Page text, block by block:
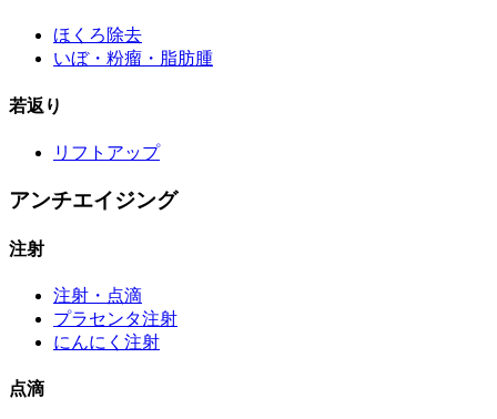
ほくろ除去
いぼ・粉瘤・脂肪腫
若返り
リフトアップ
アンチエイジング
注射
注射・点滴
プラセンタ注射
にんにく注射
点滴